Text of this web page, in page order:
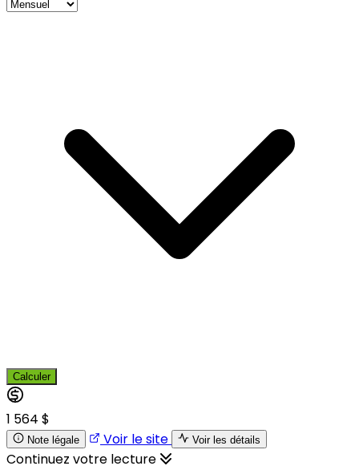
Calculer
1 564 $
Note légale Voir le site Voir les détails
Continuez votre lecture